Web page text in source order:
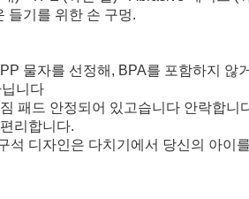
들기를 위한 손 구멍.
물자를 선정해, BPA를 포함하지
니다
패드 안정되어 있고습니다 안락합니
리합니다.
석 디자인은 다치기에서 당신의 아이